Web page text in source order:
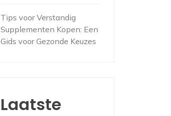
Tips voor Verstandig
Supplementen Kopen: Een
Gids voor Gezonde Keuzes
Laatste